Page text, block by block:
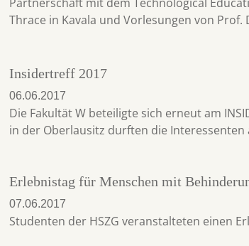
Thrace in Kavala und Vorlesungen von
Insidertreff 2017
06.06.2017
Die Fakultät W beteiligte sich erneut am
in der Oberlausitz durften die Interessenten
Erlebnistag für Menschen mit
07.06.2017
Studenten der HSZG veranstalteten einen